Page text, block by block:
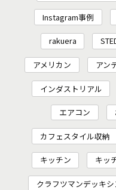
Instagram事例
rakuera
アメリカン アン
インダストリアル
エアコン
カフェスタイル収納
キッチン キッ
クラフツマンデッキシ